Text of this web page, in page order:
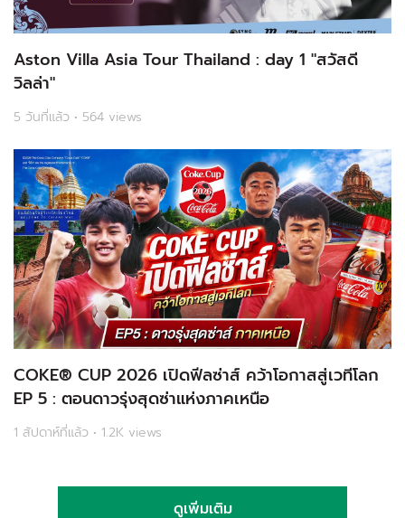
Aston Villa Asia Tour Thailand : day 1 "สวัสดี
วิลล่า"
5 วันที่แล้ว • 564 views
COKE® CUP 2026 เปิดฟีลซ่าส์ คว้าโอกาสสู่เวทีโลก
EP 5 : ตอนดาวรุ่งสุดซ่าแห่งภาคเหนือ
1 สัปดาห์ที่แล้ว • 1.2K views
ดูเพิ่มเติม